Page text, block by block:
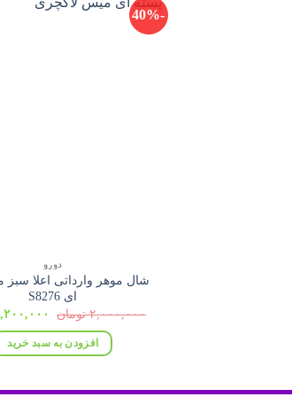
-40%
دورو
شال موهر وارداتی اعلا سبز
ای S8276
۲,۰۰۰,۰۰۰ تومان
قیمت
بود.
افزودن به سبد خرید